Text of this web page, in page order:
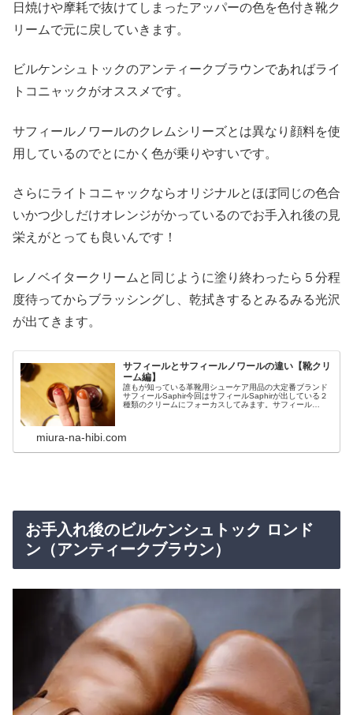
日焼けや摩耗で抜けてしまったアッパーの色を色付き靴ク
リームで元に戻していきます。
ビルケンシュトックのアンティークブラウンであればライ
トコニャックがオススメです。
サフィールノワールのクレムシリーズとは異なり顔料を使
用しているのでとにかく色が乗りやすいです。
さらにライトコニャックならオリジナルとほぼ同じの色合
いかつ少しだけオレンジがかっているのでお手入れ後の見
栄えがとっても良いんです！
レノベイタークリームと同じように塗り終わったら５分程
度待ってからブラッシングし、乾拭きするとみるみる光沢
が出てきます。
サフィールとサフィールノワールの違い【靴クリ
ーム編】
誰もが知っている革靴用シューケア用品の大定番ブランド
サフィールSaphir今回はサフィールSaphirが出している２
種類のクリームにフォーカスしてみます。サフィール
miura-na-hibi.com
お手入れ後のビルケンシュトック ロンド
ン（アンティークブラウン）